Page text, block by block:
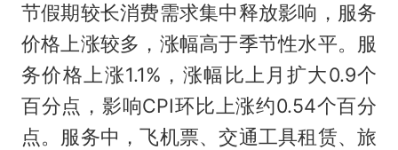
节假期较长消费需求集中释放影响，服务
价格上涨较多，涨幅高于季节性水平。服
务价格上涨1.1%，涨幅比上月扩大0.9个
百分点，影响CPI环比上涨约0.54个百分
点。服务中，飞机票、交通工具租赁、旅